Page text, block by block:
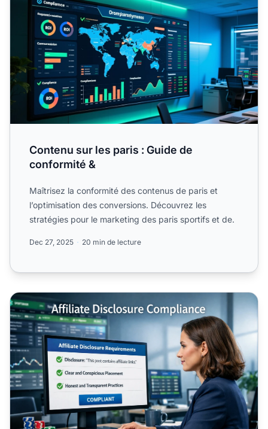
Contenu sur les paris : Guide de
conformité &
Maîtrisez la conformité des contenus de paris et
l’optimisation des conversions. Découvrez les
stratégies pour le marketing des paris sportifs et de.
Dec 27, 2025 20 min de lecture
Exigences de Divulgation des Affiliés Paris